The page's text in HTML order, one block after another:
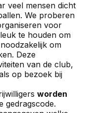
veel mensen dicht
We proberen
voor
te houden om
om
Deze
van de club,
op bezoek bij
worden
gedragscode.